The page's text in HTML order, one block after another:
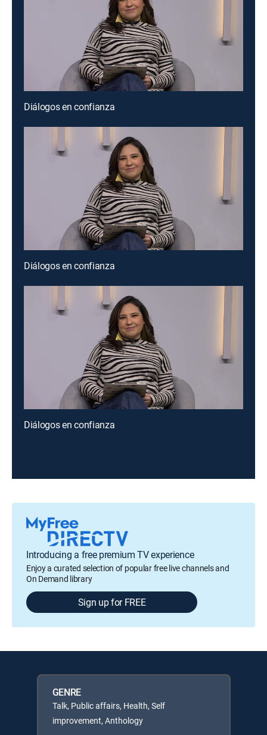
Diálogos en confianza
Diálogos en confianza
Diálogos en confianza
Introducing a free premium TV experience
Enjoy a curated selection of popular free live channels and
On Demand library
Sign up for FREE
GENRE
Talk, Public affairs, Health, Self
improvement, Anthology